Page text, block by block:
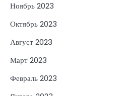
Ноябрь 2023
Октябрь 2023
Август 2023
Март 2023
Февраль 2023